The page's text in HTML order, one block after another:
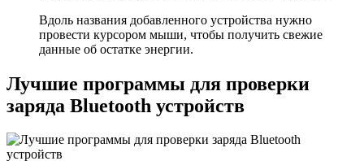
Вдоль названия добавленного устройства нужно
провести курсором мыши, чтобы получить свежие
данные об остатке энергии.
Лучшие программы для проверки
заряда Bluetooth устройств